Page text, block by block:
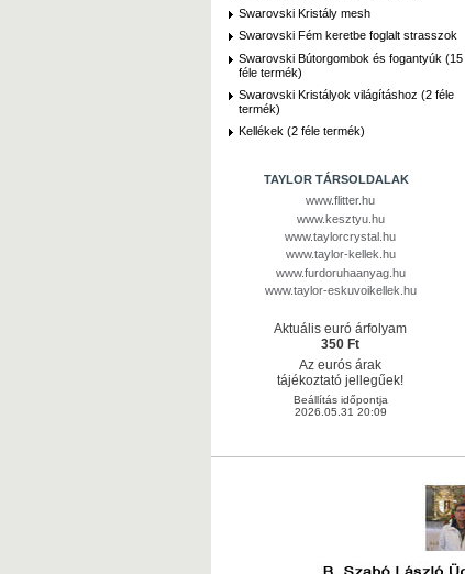
Swarovski Kristály mesh
Swarovski Fém keretbe foglalt strasszok
Swarovski Bútorgombok és fogantyúk (15
féle termék)
Swarovski Kristályok világításhoz (2 féle
termék)
Kellékek (2 féle termék)
TAYLOR TÁRSOLDALAK
www.flitter.hu
www.kesztyu.hu
www.taylorcrystal.hu
www.taylor-kellek.hu
www.furdoruhaanyag.hu
www.taylor-eskuvoikellek.hu
Aktuális euró árfolyam
350 Ft
Az eurós árak
tájékoztató jellegűek!
Beállítás időpontja
2026.05.31 20:09